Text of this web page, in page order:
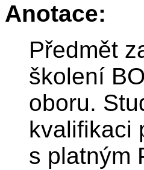
Anotace:
Předmět
školení
oboru.
kvalifikaci
s platným